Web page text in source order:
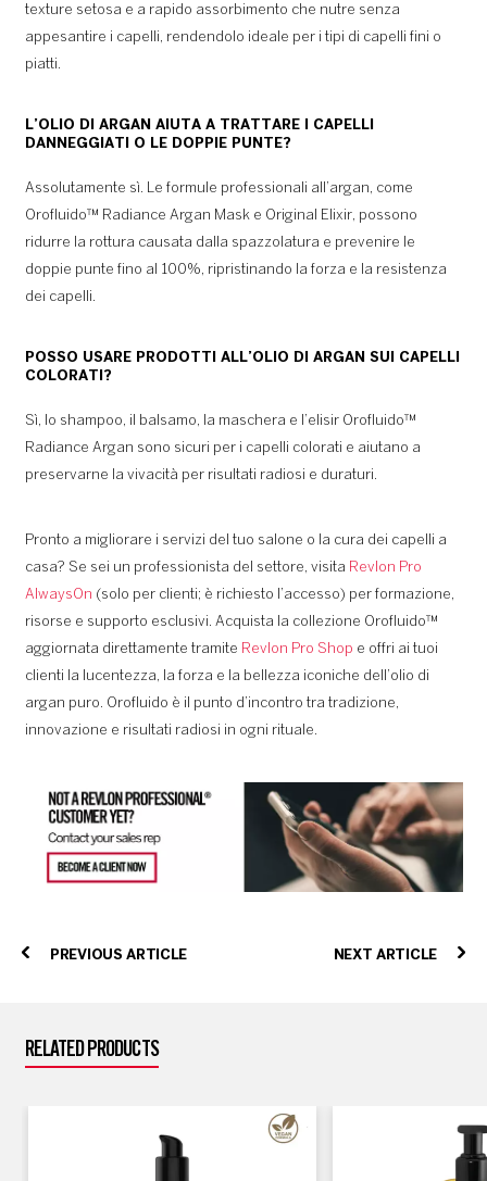
texture setosa e a rapido assorbimento che nutre senza
appesantire i capelli, rendendolo ideale per i tipi di capelli fini o
piatti.
L’OLIO DI ARGAN AIUTA A TRATTARE I CAPELLI
DANNEGGIATI O LE DOPPIE PUNTE?
Assolutamente sì. Le formule professionali all’argan, come
Orofluido™ Radiance Argan Mask e Original Elixir, possono
ridurre la rottura causata dalla spazzolatura e prevenire le
doppie punte fino al 100%, ripristinando la forza e la resistenza
dei capelli.
POSSO USARE PRODOTTI ALL’OLIO DI ARGAN SUI CAPELLI
COLORATI?
Sì, lo shampoo, il balsamo, la maschera e l’elisir Orofluido™
Radiance Argan sono sicuri per i capelli colorati e aiutano a
preservarne la vivacità per risultati radiosi e duraturi.
Pronto a migliorare i servizi del tuo salone o la cura dei capelli a
casa? Se sei un professionista del settore, visita Revlon Pro
AlwaysOn (solo per clienti; è richiesto l’accesso) per formazione,
risorse e supporto esclusivi. Acquista la collezione Orofluido™
aggiornata direttamente tramite Revlon Pro Shop e offri ai tuoi
clienti la lucentezza, la forza e la bellezza iconiche dell’olio di
argan puro. Orofluido è il punto d’incontro tra tradizione,
innovazione e risultati radiosi in ogni rituale.
PREVIOUS ARTICLE NEXT ARTICLE
RELATED PRODUCTS